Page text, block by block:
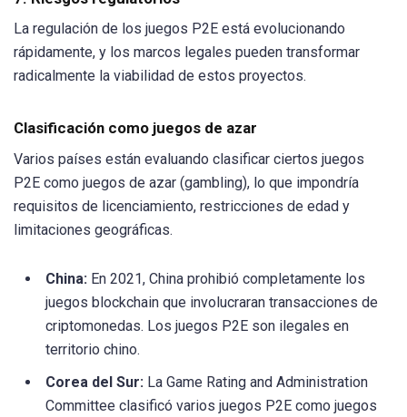
La regulación de los juegos P2E está evolucionando
rápidamente, y los marcos legales pueden transformar
radicalmente la viabilidad de estos proyectos.
Clasificación como juegos de azar
Varios países están evaluando clasificar ciertos juegos
P2E como juegos de azar (gambling), lo que impondría
requisitos de licenciamiento, restricciones de edad y
limitaciones geográficas.
China: En 2021, China prohibió completamente los
juegos blockchain que involucraran transacciones de
criptomonedas. Los juegos P2E son ilegales en
territorio chino.
Corea del Sur: La Game Rating and Administration
Committee clasificó varios juegos P2E como juegos